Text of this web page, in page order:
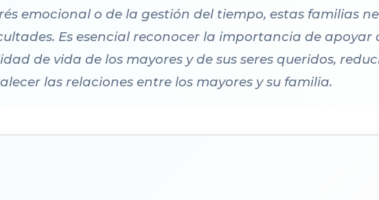
emocional o de la gestión del tiempo, estas familias
Es esencial reconocer la importancia de apoyar
de vida de los mayores y de sus seres queridos,
las relaciones entre los mayores y su familia.